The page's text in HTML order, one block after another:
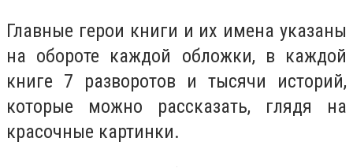
Главные герои книги и их имена указаны
на обороте каждой обложки, в каждой
книге 7 разворотов и тысячи историй,
которые можно рассказать, глядя на
красочные картинки.